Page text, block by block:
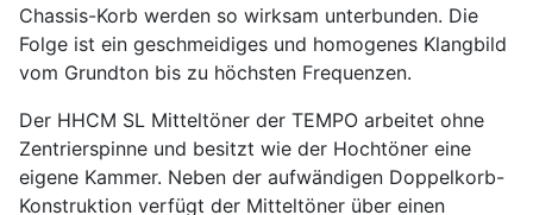
Chassis-Korb werden so wirksam unterbunden. Die
Folge ist ein geschmeidiges und homogenes Klangbild
vom Grundton bis zu höchsten Frequenzen.
Der HHCM SL Mitteltöner der TEMPO arbeitet ohne
Zentrierspinne und besitzt wie der Hochtöner eine
eigene Kammer. Neben der aufwändigen Doppelkorb-
Konstruktion verfügt der Mitteltöner über einen